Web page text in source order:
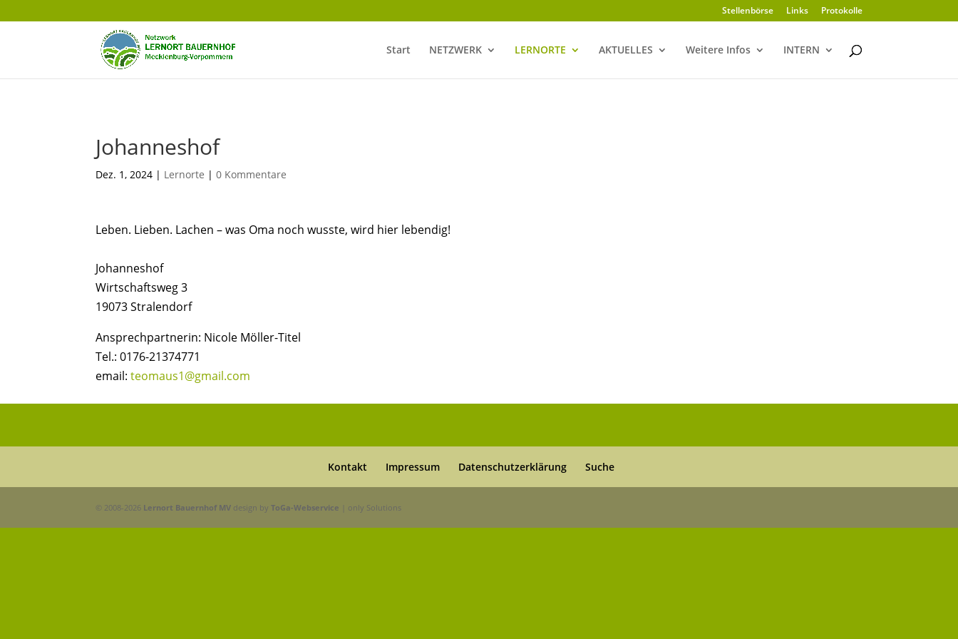
Stellenbörse Links Protokolle
Start NETZWERK LERNORTE AKTUELLES Weitere Infos INTERN
Johanneshof
Dez. 1, 2024 | Lernorte |0 Kommentare
Leben. Lieben. Lachen – was Oma noch wusste, wird hier lebendig!
Johanneshof
Wirtschaftsweg 3
19073 Stralendorf
Ansprechpartnerin: Nicole Möller-Titel
Tel.: 0176-21374771
email:teomaus1@gmail.com
Kontakt Impressum Datenschutzerklärung Suche
© 2008-2026 Lernort Bauernhof MV design byToGa-Webservice | only Solutions